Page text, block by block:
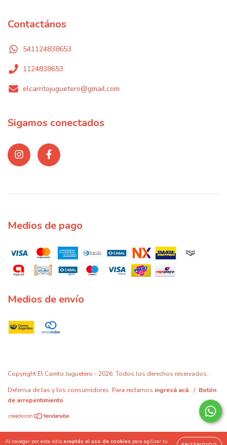
Al navegar por este sitio aceptás el uso de cookies para agilizar tu
Contactános
541124838653
1124838653
elcarritojuguetero@gmail.com
Sigamos conectados
Medios de pago
Medios de envío
Copyright El Carrito Juguetero - 2026. Todos los derechos reservados.
Defensa de las y los consumidores. Para reclamos ingresá acá. / Botón
de arrepentimiento